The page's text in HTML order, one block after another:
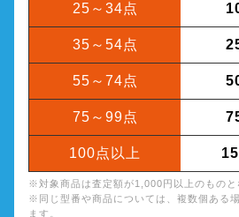
25～34点
35～54点
55～74点
75～99点
100点以上
※対象商品は査定額が1,000円以上のものと
※同じ型番や商品については、複数個ある
ます。